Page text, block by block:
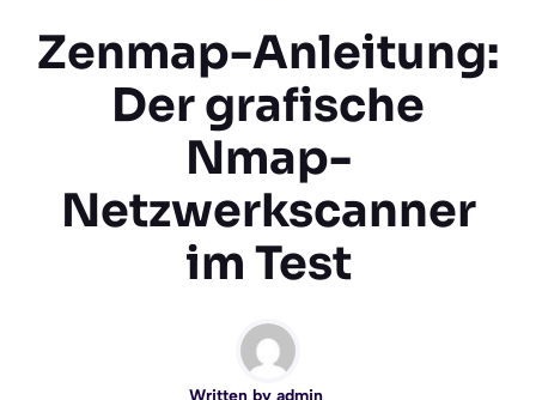
Zenmap-Anleitung:
Der grafische
Nmap-
Netzwerkscanner
im Test
Written by admin